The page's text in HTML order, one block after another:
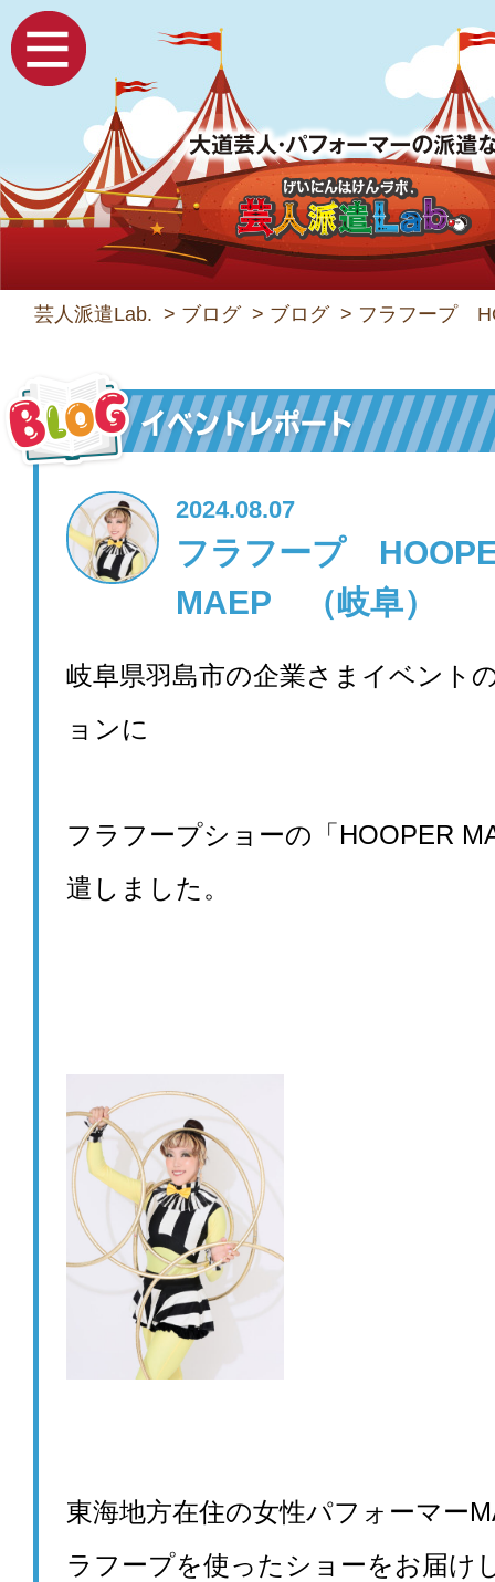
芸人派遣Lab. > ブログ > ブログ > フラフープ
2024.08.07
フラフープ
MAEP （岐阜）
岐阜県羽島市の企業さまイベント
ョンに
フラフープショーの「HOOPER
遣しました。
東海地方在住の女性パフォーマー
ラフープを使ったショーをお届け